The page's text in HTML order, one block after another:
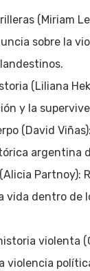
(Miriam
sobre la
(Liliana
y la
(David
argentina
Partnoy):
vida dentro de
violenta
violencia